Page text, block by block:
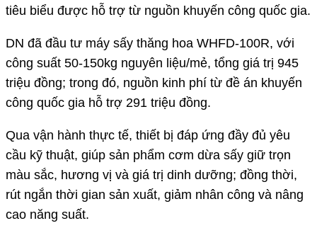
tiêu biểu được hỗ trợ từ nguồn khuyến công quốc gia.
DN đã đầu tư máy sấy thăng hoa WHFD-100R, với
công suất 50-150kg nguyên liệu/mẻ, tổng giá trị 945
triệu đồng; trong đó, nguồn kinh phí từ đề án khuyến
công quốc gia hỗ trợ 291 triệu đồng.
Qua vận hành thực tế, thiết bị đáp ứng đầy đủ yêu
cầu kỹ thuật, giúp sản phẩm cơm dừa sấy giữ trọn
màu sắc, hương vị và giá trị dinh dưỡng; đồng thời,
rút ngắn thời gian sản xuất, giảm nhân công và nâng
cao năng suất.